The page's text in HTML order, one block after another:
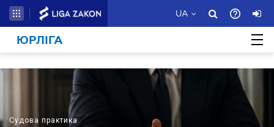
UA
ЮРЛІГА
Судова практика